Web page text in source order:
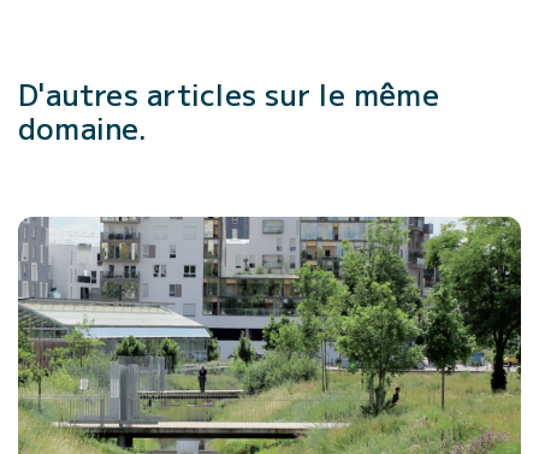
D'autres articles sur le même
domaine.